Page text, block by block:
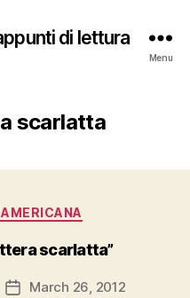
di lettura
Menu
scarlatta
scarlatta”
PostMarch 26, 2012